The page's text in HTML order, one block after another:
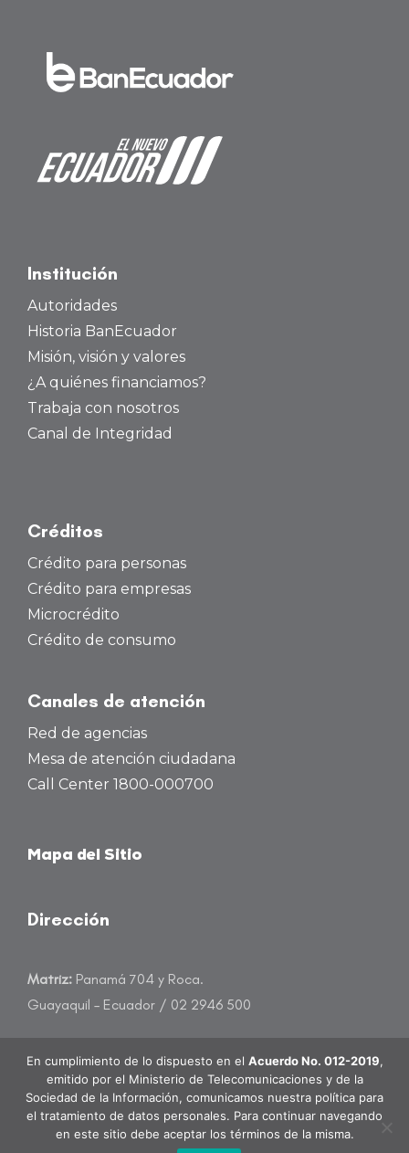
Institución
Autoridades
Historia BanEcuador
Misión, visión y valores
¿A quiénes financiamos?
Trabaja con nosotros
Canal de Integridad
Créditos
Crédito para personas
Crédito para empresas
Microcrédito
Crédito de consumo
Canales de atención
Red de agencias
Mesa de atención ciudadana
Call Center 1800-000700
Mapa del Sitio
Dirección
Matriz: Panamá 704 y Roca.
Guayaquil – Ecuador / 02 2946 500
atencioncliente@banecuador.fin.ec
En cumplimiento de lo dispuesto en el Acuerdo No. 012-2019,
emitido por el Ministerio de Telecomunicaciones y de la
Sociedad de la Información, comunicamos nuestra política para
el tratamiento de datos personales. Para continuar navegando
en este sitio debe aceptar los términos de la misma.